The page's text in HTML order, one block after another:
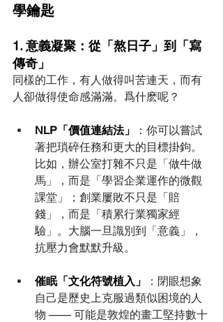
學鑰匙
1. 意義凝聚：從「熬日子」到「寫
傳奇」
同樣的工作，有人做得叫苦連天，而有
人卻做得使命感滿滿。爲什麽呢？
NLP「價值連結法」
：你可以嘗試
著把瑣碎任務和更大的目標掛鉤。
比如，辦公室打雜不只是「做牛做
馬」，而是「學習企業運作的微觀
課堂」；創業屢敗不只是「賠
錢」，而是「積累行業獨家經
驗」。大腦一旦識別到「意義」，
抗壓力會默默升級。
催眠「文化符號植入」
：閉眼想象
自己是歷史上克服過類似困境的人
物 —— 可能是敦煌的畫工堅持數十